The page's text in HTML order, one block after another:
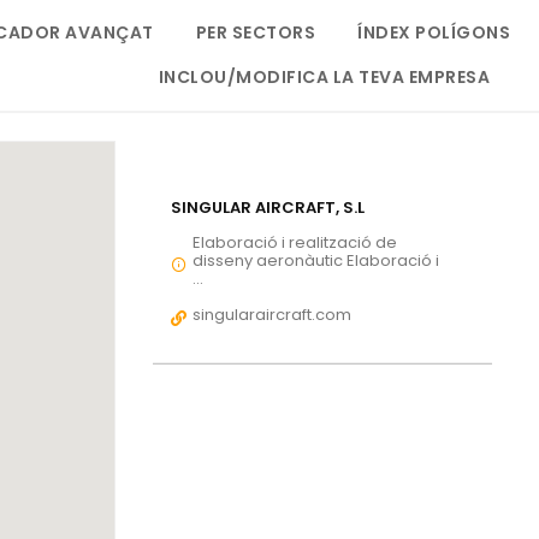
AVANÇAT PER SECTORS
ÍNDEX POLÍGONS
INCLOU/MODIFICA LA TEVA EMPRESA
SINGULAR AIRCRAFT, S.L
Elaboració i realització de
disseny aeronàutic Elaboració i
...
singularaircraft.com